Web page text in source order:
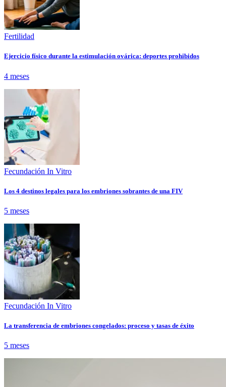
Fertilidad
Ejercicio físico durante la estimulación ovárica: deportes prohibidos
4 meses
Fecundación In Vitro
Los 4 destinos legales para los embriones sobrantes de una FIV
5 meses
Fecundación In Vitro
La transferencia de embriones congelados: proceso y tasas de éxito
5 meses